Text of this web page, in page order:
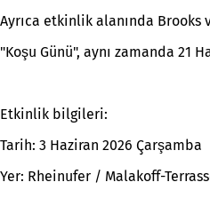
Ayrıca etkinlik alanında Brooks
"Koşu Günü", aynı zamanda
Etkinlik bilgileri:
Tarih: 3 Haziran 2026 Çarşamba
Yer: Rheinufer / Malakoff-